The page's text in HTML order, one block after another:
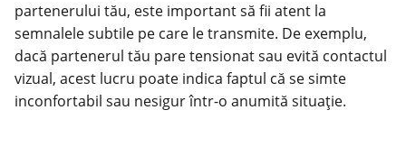
partenerului tău, este important să fii atent la
semnalele subtile pe care le transmite. De exemplu,
dacă partenerul tău pare tensionat sau evită contactul
vizual, acest lucru poate indica faptul că se simte
inconfortabil sau nesigur într-o anumită situație.